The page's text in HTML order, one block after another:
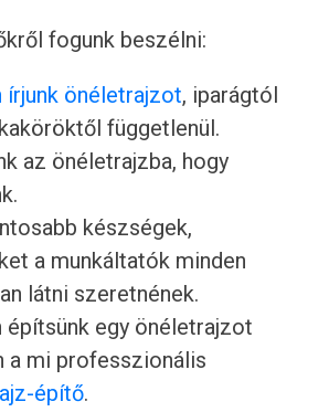
fogunk beszélni:
írjunk önéletrajzot, iparágtól
függetlenül.
az önéletrajzba, hogy
készségek,
a munkáltatók minden
látni szeretnének.
építsünk egy önéletrajzot
a mi professzionális
építő.